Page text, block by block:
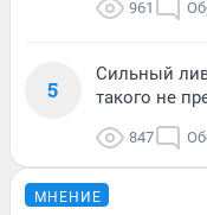
961
5
Сильный
такого не
847
МНЕНИЕ